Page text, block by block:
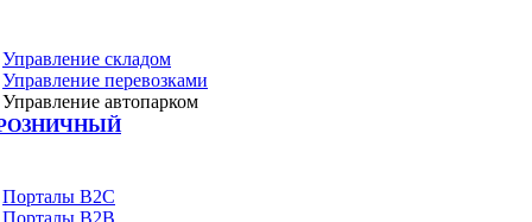
Управление складом
Управление перевозками
Управление автопарком
Порталы B2C